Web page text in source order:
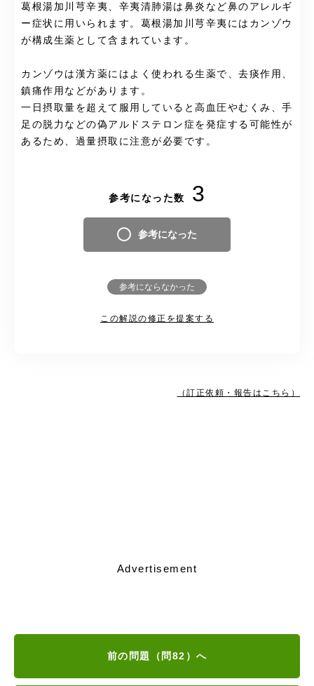
葛根湯加川芎辛夷、辛夷清肺湯は鼻炎など鼻のアレルギ
ー症状に用いられます。葛根湯加川芎辛夷にはカンゾウ
が構成生薬として含まれています。
カンゾウは漢方薬にはよく使われる生薬で、去痰作用、
鎮痛作用などがあります。
一日摂取量を超えて服用していると高血圧やむくみ、手
足の脱力などの偽アルドステロン症を発症する可能性が
あるため、過量摂取に注意が必要です。
参考になった数 3
参考になった
参考にならなかった
この解説の修正を提案する
（訂正依頼・報告はこちら）
Advertisement
前の問題（問82）へ